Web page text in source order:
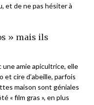
et de ne pas hésiter à
» mais ils
une amie apicultrice, elle
et cire d’abeille, parfois
maison sont géniales
« film gras », en plus